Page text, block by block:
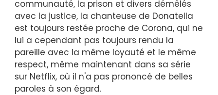
communauté, la prison et divers démêlés
avec la justice, la chanteuse de Donatella
est toujours restée proche de Corona, qui ne
lui a cependant pas toujours rendu la
pareille avec la même loyauté et le même
respect, même maintenant dans sa série
sur Netflix, où il n'a pas prononcé de belles
paroles à son égard.